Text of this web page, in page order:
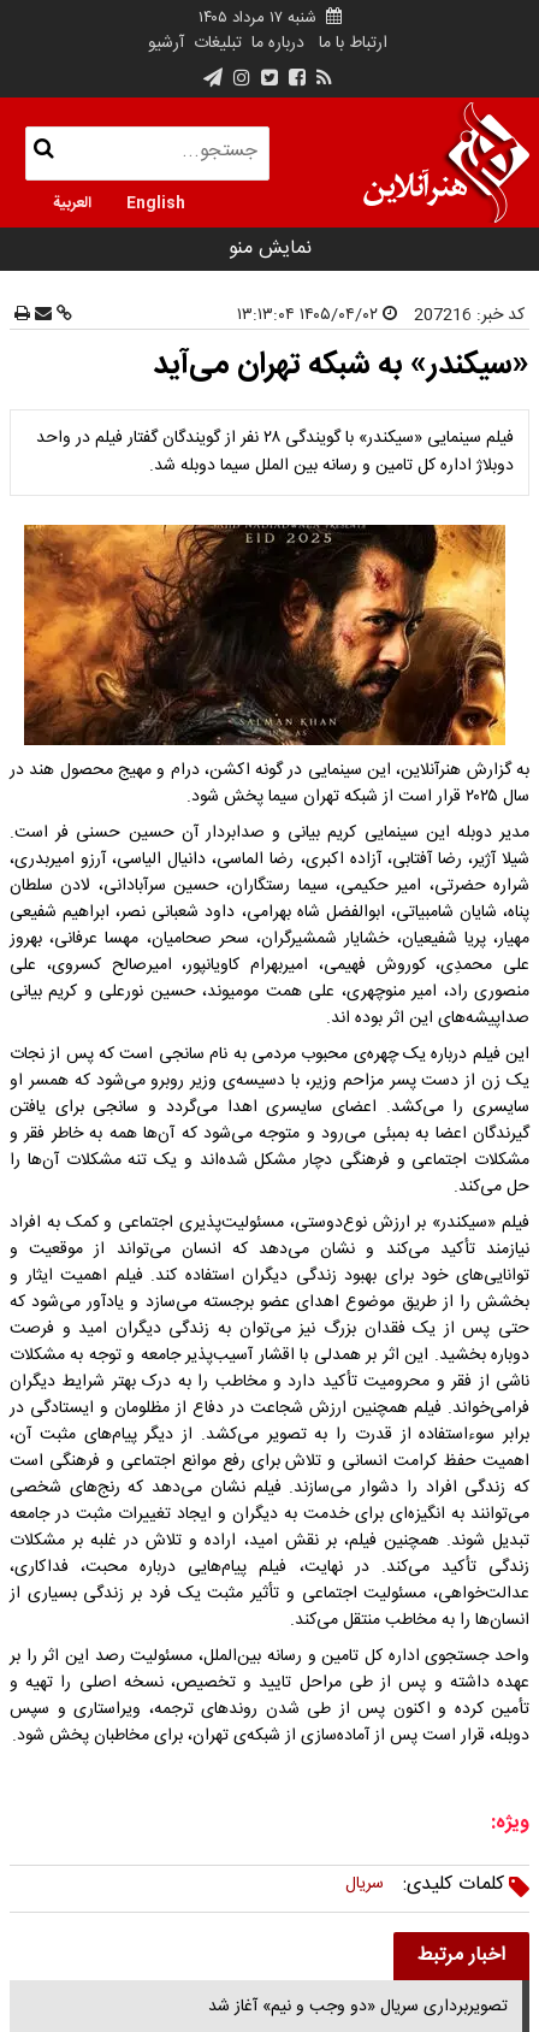
شنبه ۱۷ مرداد ۱۴۰۵
ارتباط با ما درباره ما تبلیغات آرشیو
English العربية
نمایش منو
کد خبر: 207216
«سیکندر» به شبکه تهران می‌آید
فیلم سینمایی «سیکندر» با گویندگی ۲۸ نفر از گویندگان گفتار فیلم در واحد
دوبلاژ اداره کل تامین و رسانه بین الملل سیما دوبله شد.
به گزارش هنرآنلاین، این سینمایی در گونه اﮐﺸﻦ، درام و ﻣﻬﯿﺞ محصول هند در
سال ۲۰۲۵ قرار است از شبکه تهران سیما پخش شود.
مدیر دوبله این سینمایی کریم بیانی و صدابردار آن حسین حسنی فر است.
شیلا آژیر، رضا آفتابی، آزاده اکبری، رضا الماسی، دانیال الیاسی، آرزو امیربدری،
شراره حضرتی، امیر حکیمی، سیما رستگاران، حسین سرآبادانی، لادن سلطان
پناه، شایان شامبیاتی، ابوالفضل شاه بهرامی، داود شعبانی نصر، ابراهیم شفیعی
مهیار، پریا شفیعیان، خشایار شمشیرگران، سحر صحامیان، مهسا عرفانی، بهروز
علی محمدِی، کوروش فهیمی، امیربهرام کاویانپور، امیرصالح کسروی، علی
منصوری راد، امیر منوچهری، علی همت مومیوند، حسین نورعلی و کریم بیانی
صداپیشه‌های این اثر بوده اند.
این فیلم درباره یک چهره‌ی محبوب مردمی به نام سانجی است که پس از نجات
یک زن از دست پسر مزاحم وزیر، با دسیسه‌ی وزیر روبرو می‌شود که همسر او
سایسری را می‌کشد. اعضای سایسری اهدا می‌گردد و سانجی برای یافتن
گیرندگان اعضا به بمبئی می‌رود و متوجه می‌شود که آن‌ها همه به خاطر فقر و
مشکلات اجتماعی و فرهنگی دچار مشکل شده‌اند و یک تنه مشکلات آن‌ها را
حل می‌کند.
فیلم «سیکندر» بر ارزش نوع‌دوستی، مسئولیت‌پذیری اجتماعی و کمک به افراد
نیازمند تأکید می‌کند و نشان می‌دهد که انسان می‌تواند از موقعیت و
توانایی‌های خود برای بهبود زندگی دیگران استفاده کند. فیلم اهمیت ایثار و
بخشش را از طریق موضوع اهدای عضو برجسته می‌سازد و یادآور می‌شود که
حتی پس از یک فقدان بزرگ نیز می‌توان به زندگی دیگران امید و فرصت
دوباره بخشید. این اثر بر همدلی با اقشار آسیب‌پذیر جامعه و توجه به مشکلات
ناشی از فقر و محرومیت تأکید دارد و مخاطب را به درک بهتر شرایط دیگران
فرامی‌خواند. فیلم همچنین ارزش شجاعت در دفاع از مظلومان و ایستادگی در
برابر سوءاستفاده از قدرت را به تصویر می‌کشد. از دیگر پیام‌های مثبت آن،
اهمیت حفظ کرامت انسانی و تلاش برای رفع موانع اجتماعی و فرهنگی است
که زندگی افراد را دشوار می‌سازند. فیلم نشان می‌دهد که رنج‌های شخصی
می‌توانند به انگیزه‌ای برای خدمت به دیگران و ایجاد تغییرات مثبت در جامعه
تبدیل شوند. همچنین فیلم، بر نقش امید، اراده و تلاش در غلبه بر مشکلات
زندگی تأکید می‌کند. در نهایت، فیلم پیام‌هایی درباره محبت، فداکاری،
عدالت‌خواهی، مسئولیت اجتماعی و تأثیر مثبت یک فرد بر زندگی بسیاری از
انسان‌ها را به مخاطب منتقل می‌کند.
واحد جستجوی اداره کل تامین و رسانه بین‌الملل، مسئولیت رصد این اثر را بر
عهده داشته و پس از طی مراحل تایید و تخصیص، نسخه اصلی را تهیه و
تأمین کرده و اکنون پس از طی شدن روندهای ترجمه، ویراستاری و سپس
دوبله، قرار است پس از آماده‌سازی از شبکه‌ی تهران، برای مخاطبان پخش شود.
ویژه:
کلمات کلیدی:
سریال
اخبار مرتبط
تصویربرداری سریال «دو وجب و نیم» آغاز شد